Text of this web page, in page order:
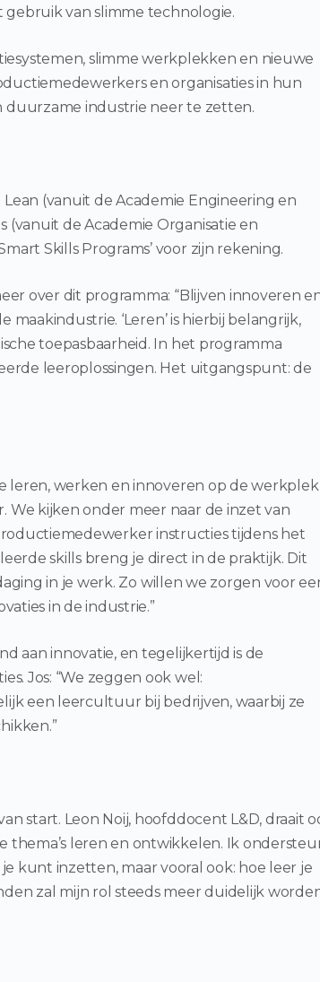
van slimme technologie.
slimme werkplekken en nieuwe
en organisaties in hun
duurzame industrie neer te zetten.
(vanuit de Academie Engineering en
de Academie Organisatie en
Skills Programs’ voor zijn rekening.
over dit programma: “Blijven innoveren
‘Leren’ is hierbij belangrijk,
toepasbaarheid. In het programma
leeroplossingen. Het uitgangspunt: de
leren, werken en innoveren op de werkplek
We kijken onder meer naar de inzet van
instructies tijdens het
skills breng je direct in de praktijk. Dit
in je werk. Zo willen we zorgen voor
in de industrie.”
aan innovatie, en tegelijkertijd is de
Jos: “We zeggen ook wel:
een leercultuur bij bedrijven, waarbij ze
start. Leon Noij, hoofddocent L&D, draait
thema’s leren en ontwikkelen. Ik
kunt inzetten, maar vooral ook: hoe leer je
zal mijn rol steeds meer duidelijk